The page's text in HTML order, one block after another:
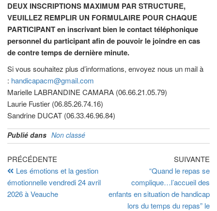
DEUX INSCRIPTIONS MAXIMUM PAR STRUCTURE,
VEUILLEZ REMPLIR UN FORMULAIRE POUR CHAQUE
PARTICIPANT en inscrivant bien le contact téléphonique
personnel du participant afin de pouvoir le joindre en cas
de contre temps de dernière minute.
Si vous souhaitez plus d’informations, envoyez nous un mail à
: handicapacm@gmail.com
Marielle LABRANDINE CAMARA (06.66.21.05.79)
Laurie Fustier (06.85.26.74.16)
Sandrine DUCAT (06.33.46.96.84)
Publié dans Non classé
PRÉCÉDENTE
Les émotions et la gestion
émotionnelle vendredi 24 avril
2026 à Veauche
SUIVANTE
“Quand le repas se
complique…l’accueil des
enfants en situation de handicap
lors du temps du repas” le